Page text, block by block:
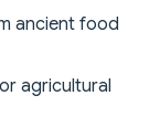
ancient food
agricultural